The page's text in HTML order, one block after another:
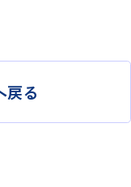
戻る